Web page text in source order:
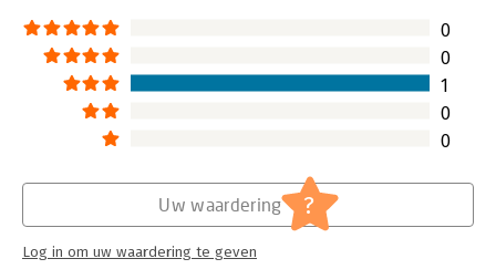
‘Lean In’ haar perspectief en deelt
haar ervaringen.
0
0
1
0
0
Uw waardering ?
Log in om uw waardering te geven